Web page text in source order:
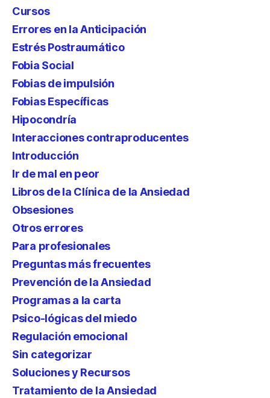
Cursos
Errores en la Anticipación
Estrés Postraumático
Fobia Social
Fobias de impulsión
Fobias Específicas
Hipocondría
Interacciones contraproducentes
Introducción
Ir de mal en peor
Libros de la Clínica de la Ansiedad
Obsesiones
Otros errores
Para profesionales
Preguntas más frecuentes
Prevención de la Ansiedad
Programas a la carta
Psico-lógicas del miedo
Regulación emocional
Sin categorizar
Soluciones y Recursos
Tratamiento de la Ansiedad